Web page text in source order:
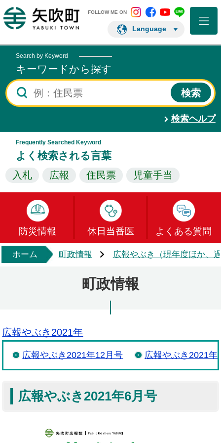
矢吹町ホームページ
FOLLOW ME ON 矢吹町 Instagram
矢吹町矢吹町矢吹町
Language
Search by Keyword
キーワードから探す
検索ヘルプ
Frequently Searched Keyword
よく検索される言葉
入札 広報 住民票 児童手当
防災情報 休日当番医 よくある質問
ホーム 町政情報 広報やぶき（現年度ほか、
町政情報
広報やぶき2021年
広報やぶき2021年12月号 広報やぶき2021年
広報やぶき2021年6月号